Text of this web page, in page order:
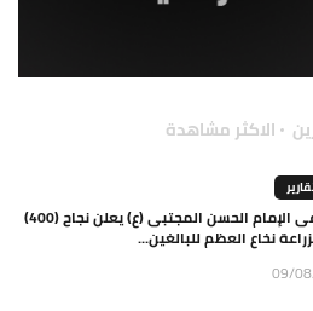
الاكثر مشاهدة
مستشفى الإمام الحسن المجتبى (ع) يعلن نجاح (400)
نخاع العظم للبالغين...
09/